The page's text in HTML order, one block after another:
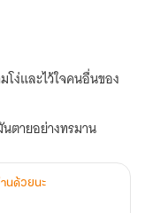
ง่และไว้ใจคนอื่นของ
ตายอย่างทรมาน
นด้วยนะ